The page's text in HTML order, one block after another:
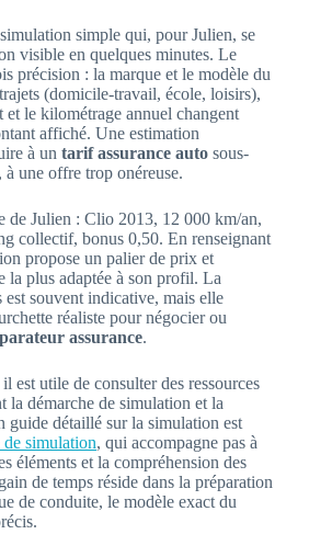
simple qui, pour Julien, se
visible en quelques minutes. Le
précision : la marque et le modèle du
(domicile-travail, école, loisirs),
et le kilométrage annuel changent
affiché. Une estimation
à un tarif assurance auto sous-
une offre trop onéreuse.
de Julien : Clio 2013, 12 000 km/an,
collectif, bonus 0,50. En renseignant
propose un palier de prix et
la plus adaptée à son profil. La
est souvent indicative, mais elle
réaliste pour négocier ou
assurance.
est utile de consulter des ressources
la démarche de simulation et la
guide détaillé sur la simulation est
simulation, qui accompagne pas à
éléments et la compréhension des
de temps réside dans la préparation
de conduite, le modèle exact du